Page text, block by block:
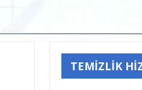
TEMİZLİK